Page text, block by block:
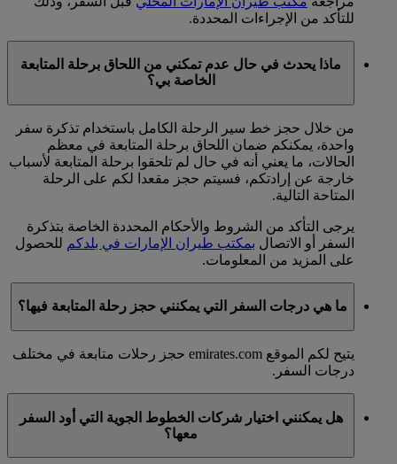
للتأكد من الإجراءات المحددة.
ماذا يحدث في حال عدم تمكني من اللحاق برحلة المتابعة
الخاصة بي؟
من خلال حجز خط سير الرحلة الكامل باستخدام تذكرة سفر
واحدة، يمكنكم ضمان اللحاق برحلة المتابعة في معظم
الحالات، ما يعني أنه في حال لم تلحقوا برحلة المتابعة لأسباب
خارجة عن إرادتكم، فسيتم حجز مقعدا لكم على الرحلة
المتاحة التالية.
يرجى التأكد من الشروط والأحكام المحددة الخاصة بتذكرة
السفر أو الاتصال بمكتب طيران الإمارات في بلدكم للحصول
على المزيد من المعلومات.
ما هي درجات السفر التي يمكنني حجز رحلة المتابعة فيها؟
يتيح لكم الموقع emirates.com حجز رحلات متابعة في مختلف
درجات السفر.
هل يمكنني اختيار شركات الخطوط الجوية التي أود السفر
معها؟